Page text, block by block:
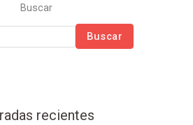
Buscar
Buscar
recientes